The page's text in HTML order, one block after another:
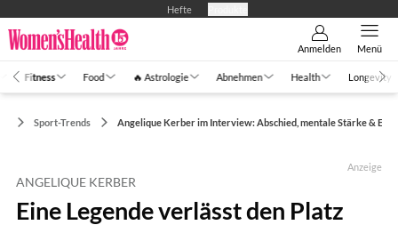
Hefte
Anmelden Menü
Fitness Food 🔥 Astrologie Abnehmen Health Longevity
Sport-Trends Angelique Kerber im Interview: Abschied, mentale Stärke &
Anzeige
ANGELIQUE KERBER
Eine Legende verlässt den Platz